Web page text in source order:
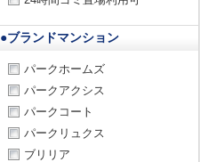
●ブランドマンション
パークホームズ
パークアクシス
パークコート
パークリュクス
ブリリア